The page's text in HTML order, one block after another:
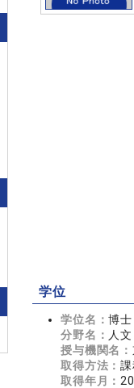
学位
学位名：博士
分野名： 人
授与機関名：
取得方法：課
取得年月：